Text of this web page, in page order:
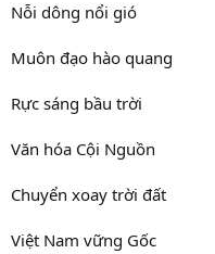
Nỗi dông nổi gió
Muôn đạo hào quang
Rực sáng bầu trời
Văn hóa Cội Nguồn
Chuyển xoay trời đất
Việt Nam vững Gốc